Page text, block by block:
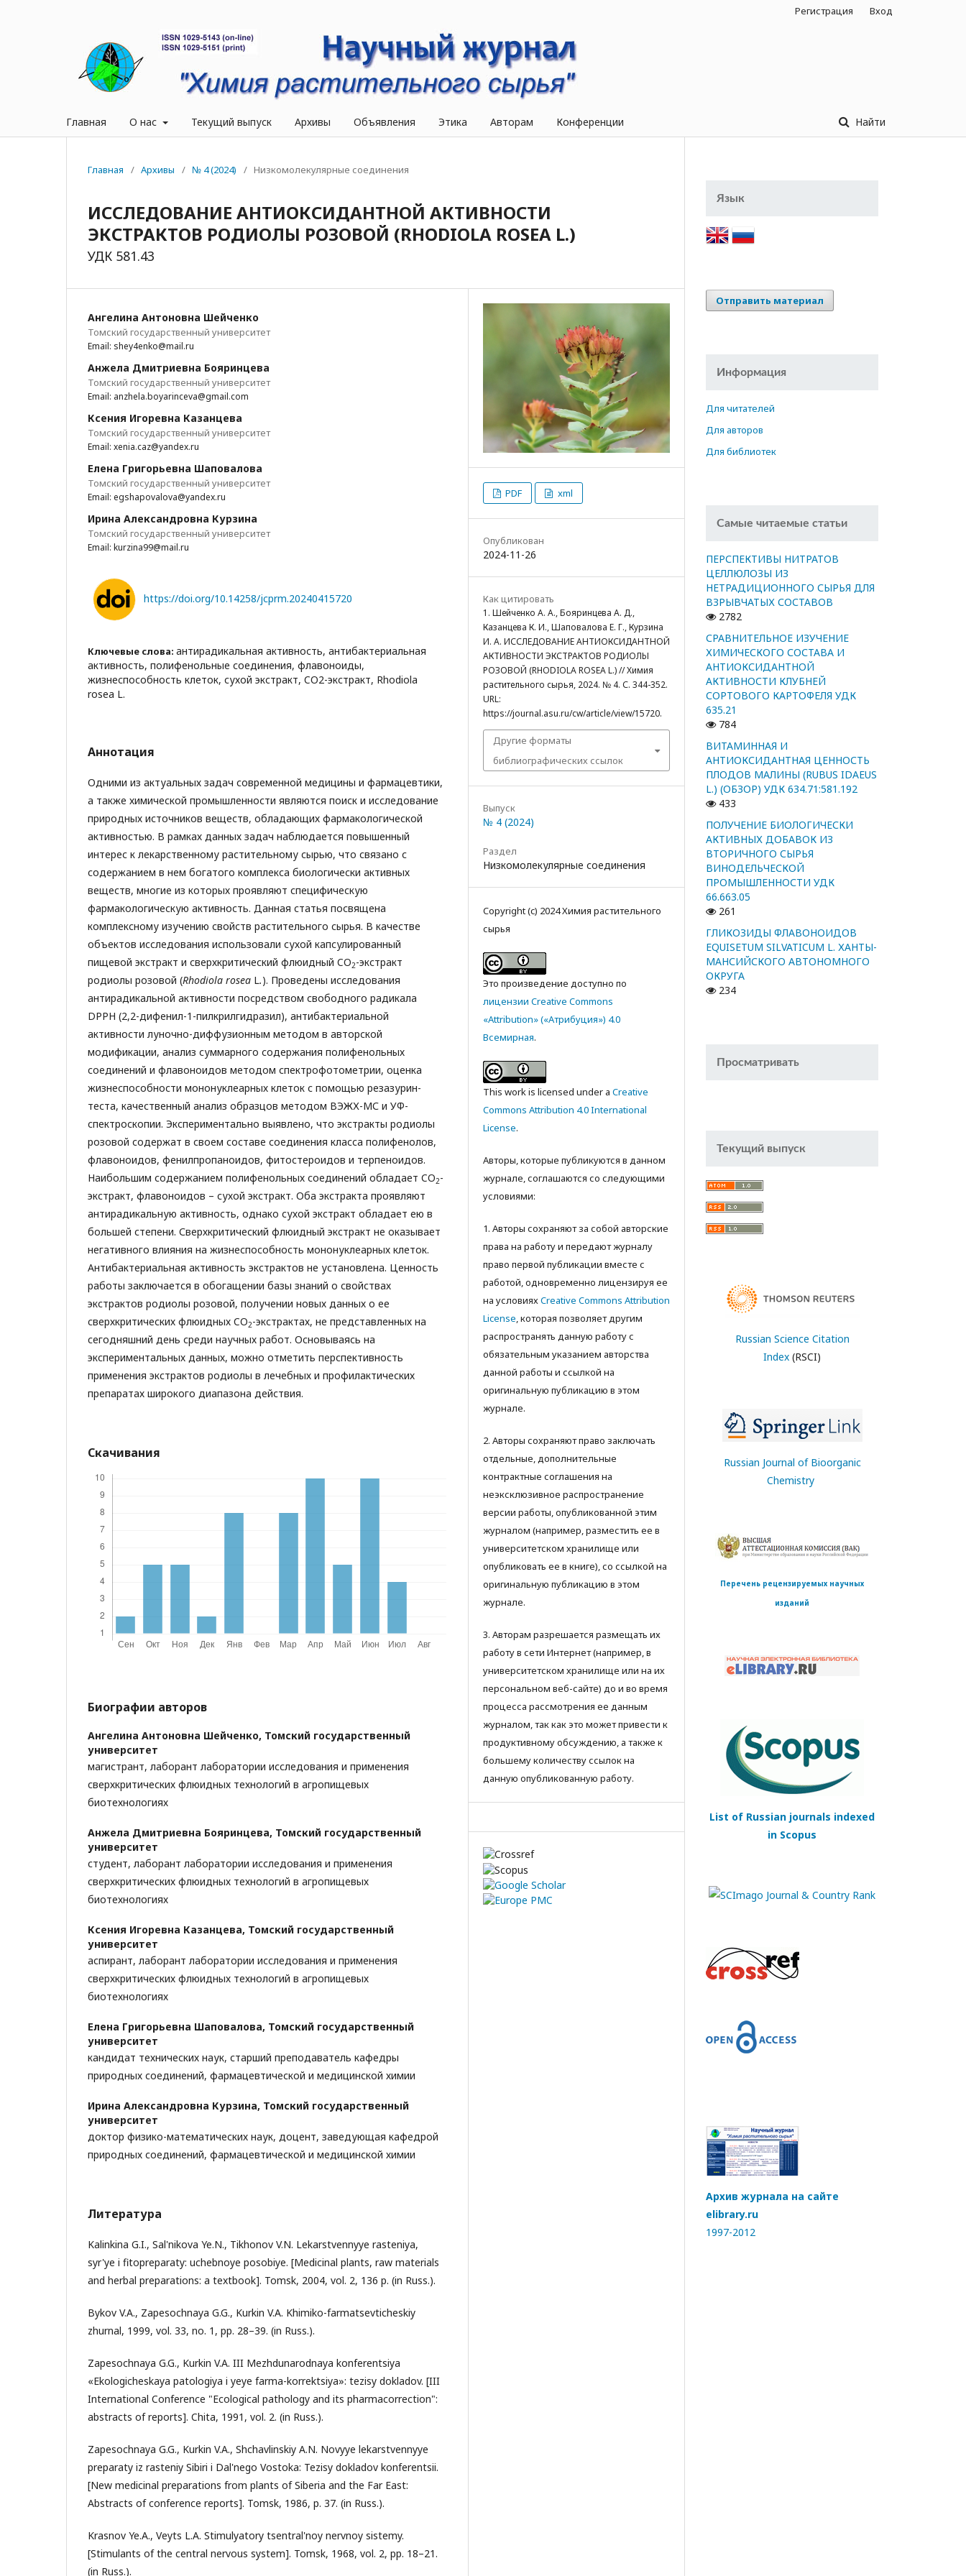
Главная О нас Текущий выпуск Архивы Объявления Этика Авторам Конференции Найти
Регистрация Вход
Главная / Архивы / № 4 (2024) / Низкомолекулярные соединения
ИССЛЕДОВАНИЕ АНТИОКСИДАНТНОЙ АКТИВНОСТИ
ЭКСТРАКТОВ РОДИОЛЫ РОЗОВОЙ (RHODIOLA ROSEA L.)
УДК 581.43
Ангелина Антоновна Шейченко
Томский государственный университет
Email: shey4enko@mail.ru
Анжела Дмитриевна Бояринцева
Томский государственный университет
Email: anzhela.boyarinceva@gmail.com
Ксения Игоревна Казанцева
Томский государственный университет
Email: xenia.caz@yandex.ru
Елена Григорьевна Шаповалова
Томский государственный университет
Email: egshapovalova@yandex.ru
Ирина Александровна Курзина
Томский государственный университет
Email: kurzina99@mail.ru
https://doi.org/10.14258/jcprm.20240415720
Ключевые слова: антирадикальная активность, антибактериальная
активность, полифенольные соединения, флавоноиды,
жизнеспособность клеток, сухой экстракт, CO2-экстракт, Rhodiola
rоsea L.
Аннотация
Одними из актуальных задач современной медицины и фармацевтики,
а также химической промышленности являются поиск и исследование
природных источников веществ, обладающих фармакологической
активностью. В рамках данных задач наблюдается повышенный
интерес к лекарственному растительному сырью, что связано с
содержанием в нем богатого комплекса биологически активных
веществ, многие из которых проявляют специфическую
фармакологическую активность. Данная статья посвящена
комплексному изучению свойств растительного сырья. В качестве
объектов исследования использовали сухой капсулированный
пищевой экстракт и сверхкритический флюидный CO2-экстракт
родиолы розовой (Rhodiola rosea L.). Проведены исследования
антирадикальной активности посредством свободного радикала
DPPH (2,2-дифенил-1-пилкрилгидразил), антибактериальной
активности луночно-диффузионным методом в авторской
модификации, анализ суммарного содержания полифенольных
соединений и флавоноидов методом спектрофотометрии, оценка
жизнеспособности мононуклеарных клеток с помощью резазурин-
теста, качественный анализ образцов методом ВЭЖХ-МС и УФ-
спектроскопии. Экспериментально выявлено, что экстракты родиолы
розовой содержат в своем составе соединения класса полифенолов,
флавоноидов, фенилпропаноидов, фитостероидов и терпеноидов.
Наибольшим содержанием полифенольных соединений обладает CO2-
экстракт, флавоноидов – сухой экстракт. Оба экстракта проявляют
антирадикальную активность, однако сухой экстракт обладает ею в
большей степени. Сверхкритический флюидный экстракт не оказывает
негативного влияния на жизнеспособность мононуклеарных клеток.
Антибактериальная активность экстрактов не установлена. Ценность
работы заключается в обогащении базы знаний о свойствах
экстрактов родиолы розовой, получении новых данных о ее
сверхкритических флюидных CO2-экстрактах, не представленных на
сегодняшний день среди научных работ. Основываясь на
экспериментальных данных, можно отметить перспективность
применения экстрактов родиолы в лечебных и профилактических
препаратах широкого диапазона действия.
Скачивания
Биографии авторов
Ангелина Антоновна Шейченко, Томский государственный
университет
магистрант, лаборант лаборатории исследования и применения
сверхкритических флюидных технологий в агропищевых
биотехнологиях
Анжела Дмитриевна Бояринцева, Томский государственный
университет
студент, лаборант лаборатории исследования и применения
сверхкритических флюидных технологий в агропищевых
биотехнологиях
Ксения Игоревна Казанцева, Томский государственный
университет
аспирант, лаборант лаборатории исследования и применения
сверхкритических флюидных технологий в агропищевых
биотехнологиях
Елена Григорьевна Шаповалова, Томский государственный
университет
кандидат технических наук, старший преподаватель кафедры
природных соединений, фармацевтической и медицинской химии
Ирина Александровна Курзина, Томский государственный
университет
доктор физико-математических наук, доцент, заведующая кафедрой
природных соединений, фармацевтической и медицинской химии
Литература
Kalinkina G.I., Sal'nikova Ye.N., Tikhonov V.N. Lekarstvennyye rasteniya,
syr'ye i fitopreparaty: uchebnoye posobiye. [Medicinal plants, raw materials
and herbal preparations: a textbook]. Tomsk, 2004, vol. 2, 136 p. (in Russ.).
Bykov V.A., Zapesochnaya G.G., Kurkin V.A. Khimiko-farmatsevticheskiy
zhurnal, 1999, vol. 33, no. 1, pp. 28–39. (in Russ.).
Zapesochnaya G.G., Kurkin V.A. III Mezhdunarodnaya konferentsiya
«Ekologicheskaya patologiya i yeye farma-korrektsiya»: tezisy dokladov. [III
International Conference "Ecological pathology and its pharmacorrection":
abstracts of reports]. Chita, 1991, vol. 2. (in Russ.).
Zapesochnaya G.G., Kurkin V.A., Shchavlinskiy A.N. Novyye lekarstvennyye
preparaty iz rasteniy Sibiri i Dal'nego Vostoka: Tezisy dokladov konferentsii.
[New medicinal preparations from plants of Siberia and the Far East:
Abstracts of conference reports]. Tomsk, 1986, p. 37. (in Russ.).
Krasnov Ye.A., Veyts L.A. Stimulyatory tsentral'noy nervnoy sistemy.
[Stimulants of the central nervous system]. Tomsk, 1968, vol. 2, pp. 18–21.
(in Russ.).
PDF xml
Опубликован
2024-11-26
Как цитировать
1. Шейченко А. А., Бояринцева А. Д.,
Казанцева К. И., Шаповалова Е. Г., Курзина
И. А. ИССЛЕДОВАНИЕ АНТИОКСИДАНТНОЙ
АКТИВНОСТИ ЭКСТРАКТОВ РОДИОЛЫ
РОЗОВОЙ (RHODIOLA ROSEA L.) // Химия
растительного сырья, 2024. № 4. С. 344-352.
URL:
https://journal.asu.ru/cw/article/view/15720.
Другие форматы
библиографических ссылок
Выпуск
№ 4 (2024)
Раздел
Низкомолекулярные соединения
Copyright (c) 2024 Химия растительного
сырья
Это произведение доступно по
лицензии Creative Commons
«Attribution» («Атрибуция») 4.0
Всемирная.
This work is licensed under a Creative
Commons Attribution 4.0 International
License.
Авторы, которые публикуются в данном
журнале, соглашаются со следующими
условиями:
1. Авторы сохраняют за собой авторские
права на работу и передают журналу
право первой публикации вместе с
работой, одновременно лицензируя ее
на условияхCreative Commons Attribution
License, которая позволяет другим
распространять данную работу с
обязательным указанием авторства
данной работы и ссылкой на
оригинальную публикацию в этом
журнале.
2. Авторы сохраняют право заключать
отдельные, дополнительные
контрактные соглашения на
неэксклюзивное распространение
версии работы, опубликованной этим
журналом (например, разместить ее в
университетском хранилище или
опубликовать ее в книге), со ссылкой на
оригинальную публикацию в этом
журнале.
3. Авторам разрешается размещать их
работу в сети Интернет (например, в
университетском хранилище или на их
персональном веб-сайте) до и во время
процесса рассмотрения ее данным
журналом, так как это может привести к
продуктивному обсуждению, а также к
большему количеству ссылок на
данную опубликованную работу.
Язык
Отправить материал
Информация
Для читателей
Для авторов
Для библиотек
Самые читаемые статьи
ПЕРСПЕКТИВЫ НИТРАТОВ
ЦЕЛЛЮЛОЗЫ ИЗ
НЕТРАДИЦИОННОГО СЫРЬЯ ДЛЯ
ВЗРЫВЧАТЫХ СОСТАВОВ
2782
СРАВНИТЕЛЬНОЕ ИЗУЧЕНИЕ
ХИМИЧЕСКОГО СОСТАВА И
АНТИОКСИДАНТНОЙ
АКТИВНОСТИ КЛУБНЕЙ
СОРТОВОГО КАРТОФЕЛЯ УДК
635.21
784
ВИТАМИННАЯ И
АНТИОКСИДАНТНАЯ ЦЕННОСТЬ
ПЛОДОВ МАЛИНЫ (RUBUS IDAEUS
L.) (ОБЗОР) УДК 634.71:581.192
433
ПОЛУЧЕНИЕ БИОЛОГИЧЕСКИ
АКТИВНЫХ ДОБАВОК ИЗ
ВТОРИЧНОГО СЫРЬЯ
ВИНОДЕЛЬЧЕСКОЙ
ПРОМЫШЛЕННОСТИ УДК
66.663.05
261
ГЛИКОЗИДЫ ФЛАВОНОИДОВ
EQUISETUM SILVATICUM L. ХАНТЫ-
МАНСИЙСКОГО АВТОНОМНОГО
ОКРУГА
234
Просматривать
Текущий выпуск
Russian Science Citation
Index (RSCI)
Russian Journal of Bioorganic
Chemistry
Перечень рецензируемых научных
изданий
List of Russian journals indexed
in Scopus
Архив журнала на сайте
elibrary.ru
1997-2012